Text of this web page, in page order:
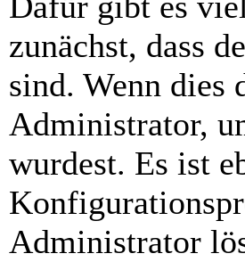
zunächst, dass
sind. Wenn dies
Administrator,
wurdest. Es ist
Administrator